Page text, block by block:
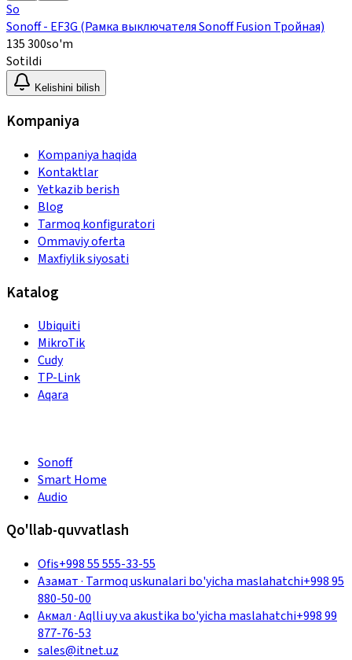
So
Sonoff - EF3G (Рамка выключателя Sonoff Fusion Тройная)
135 300so'm
Sotildi
Kelishini bilish
Kompaniya
Kompaniya haqida
Kontaktlar
Yetkazib berish
Blog
Tarmoq konfiguratori
Ommaviy oferta
Maxfiylik siyosati
Katalog
Ubiquiti
MikroTik
Cudy
TP-Link
Aqara
Sonoff
Smart Home
Audio
Qo'llab-quvvatlash
Ofis+998 55 555-33-55
Азамат· Tarmoq uskunalari bo'yicha maslahatchi+998 95
880-50-00
Акмал·Aqlli uy va akustika bo'yicha maslahatchi+998 99
877-76-53
sales@itnet.uz